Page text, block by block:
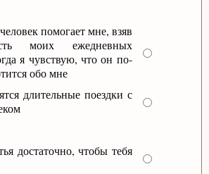
помогает мне, взяв
моих ежедневных
я чувствую, что он по-
обо мне
длительные поездки с
достаточно, чтобы тебя